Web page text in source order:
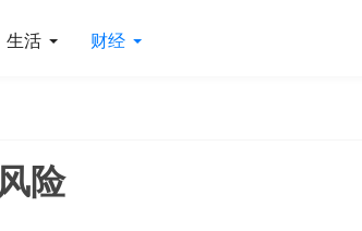
生活 财经
险